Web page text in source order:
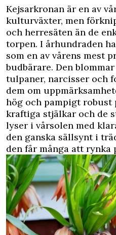
Kejsarkronan är en av
kulturväxter, men
och herresäten än de
torpen. I århundraden
som en av vårens mest
budbärare. Den
tulpaner, narcisser och
dem om
hög och pampigt robust
kraftiga stjälkar och de
lyser i vårsolen med
den ganska sällsynt i
den får många att rynka